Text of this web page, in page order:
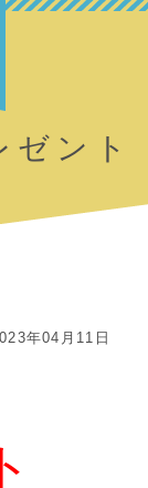
ント
年04月11日